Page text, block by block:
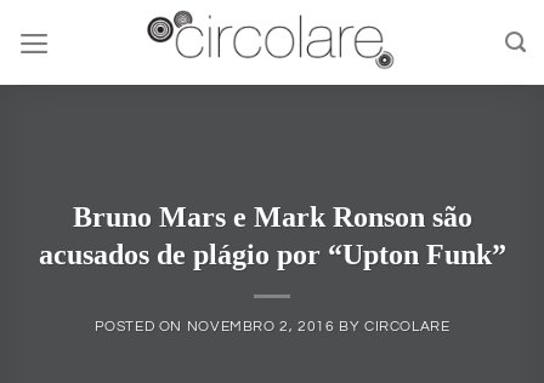
content
Bruno Mars e Mark Ronson são
acusados de plágio por “Upton Funk”
POSTED ON NOVEMBRO 2, 2016 BY CIRCOLARE